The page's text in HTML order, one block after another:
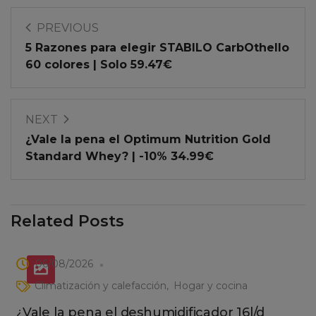
PREVIOUS
5 Razones para elegir STABILO CarbOthello
60 colores | Solo 59.47€
NEXT
¿Vale la pena el Optimum Nutrition Gold
Standard Whey? | -10% 34.99€
Related Posts
06/08/2026
Climatización y calefacción
Hogar y cocina
¿Vale la pena el deshumidificador 16l/d